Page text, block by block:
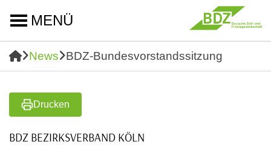
MENÜ
News BDZ-Bundesvorstandssitzung
Drucken
BDZ BEZIRKSVERBAND KÖLN